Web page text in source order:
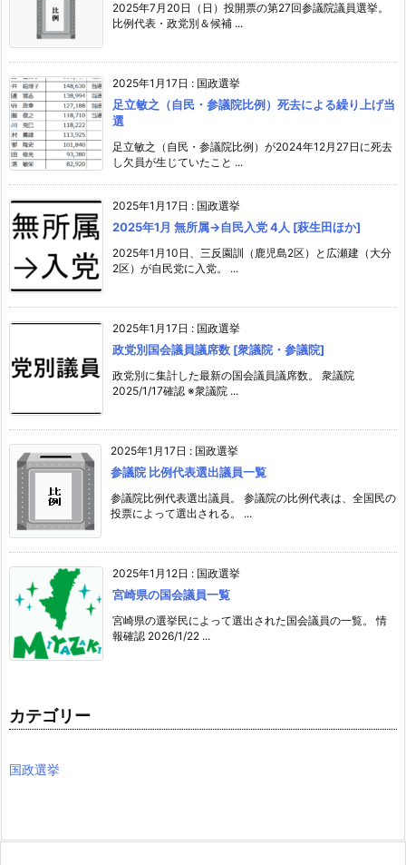
2025年7月20日（日）投開票の第27回参議院議員選挙。
比例代表・政党別＆候補 ...
2025年1月17日 : 国政選挙
足立敏之（自民・参議院比例）死去による繰り上げ当
選
足立敏之（自民・参議院比例）が2024年12月27日に死去
し欠員が生じていたこと ...
2025年1月17日 : 国政選挙
2025年1月 無所属→自民入党 4人 [萩生田ほか]
2025年1月10日、三反園訓（鹿児島2区）と広瀬建（大分
2区）が自民党に入党。 ...
2025年1月17日 : 国政選挙
政党別国会議員議席数 [衆議院・参議院]
政党別に集計した最新の国会議員議席数。 衆議院
2025/1/17確認 ※衆議院 ...
2025年1月17日 : 国政選挙
参議院 比例代表選出議員一覧
参議院比例代表選出議員。 参議院の比例代表は、全国民の
投票によって選出される。 ...
2025年1月12日 : 国政選挙
宮崎県の国会議員一覧
宮崎県の選挙民によって選出された国会議員の一覧。 情
報確認 2026/1/22 ...
カテゴリー
国政選挙